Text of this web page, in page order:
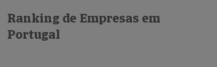
Ranking de Empresas em
Portugal